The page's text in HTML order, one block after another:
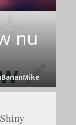
nu